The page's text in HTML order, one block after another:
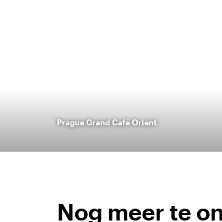
Prague Grand Café Orient
Nog meer te